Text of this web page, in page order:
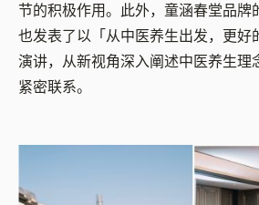
节的积极作用。此外，童涵春堂品牌
也发表了以「从中医养生出发，更好
演讲，从新视角深入阐述中医养生理
紧密联系。